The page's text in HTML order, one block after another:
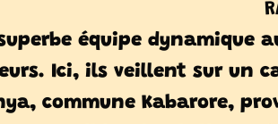
équipe dynamique
Ici, ils veillent sur un
commune Kabarore,